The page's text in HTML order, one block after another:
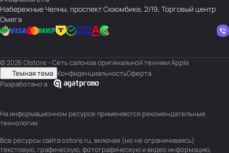
Набережные Челны, проспект Сююмбике, 2/19, Торговый центр
Омега
© 2026 O|store - Сеть салонов оригинальной техники Apple
Темная тема КонфиденциальностьОферта
Разработано в
На информационном ресурсе применяются рекомендательные
технологии.
Все ресурсы сайта ostore.ru, включая (но не ограничиваясь)
текстовую, графическую, фотографическую и видео информацию,